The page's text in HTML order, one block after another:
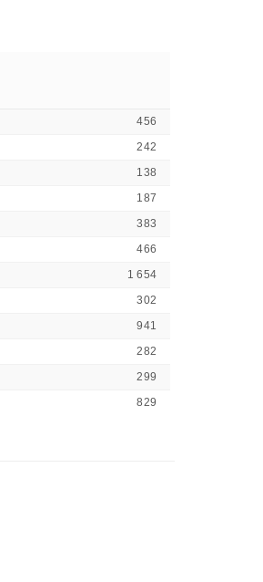
456
242
138
187
383
466
1 654
302
941
282
299
829